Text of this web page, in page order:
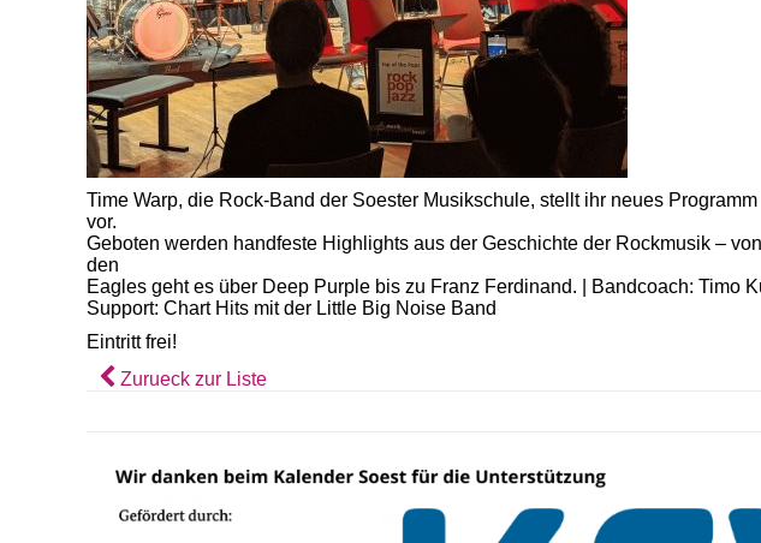
Time Warp, die Rock-Band der Soester Musikschule, stellt ihr neues Programm
vor.
Geboten werden handfeste Highlights aus der Geschichte der Rockmusik – von
den
Eagles geht es über Deep Purple bis zu Franz Ferdinand. | Bandcoach: Timo
Support: Chart Hits mit der Little Big Noise Band
Eintritt frei!
Zurueck zur Liste